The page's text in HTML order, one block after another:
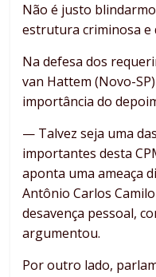
Não é justo
estrutura criminosa
Na defesa dos
van Hattem (Novo-
importância do
— Talvez seja uma
importantes desta
aponta uma ameaça
Antônio Carlos
desavença pessoal,
argumentou.
Por outro lado,